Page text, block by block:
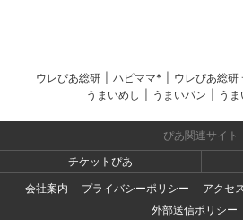
ウレぴあ総研 ハピママ* ウレぴあ総研
うまいめし
うまいパン う
ぴあ関連サイト
チケットぴあ
会社案内
プライバシーポリシー
アクセ
外部送信ポリシー